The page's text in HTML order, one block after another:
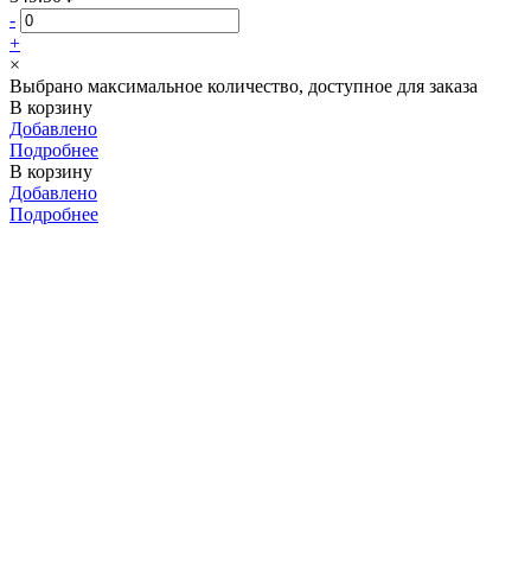
-
+
×
Выбрано максимальное количество, доступное для заказа
В корзину
Добавлено
Подробнее
В корзину
Добавлено
Подробнее